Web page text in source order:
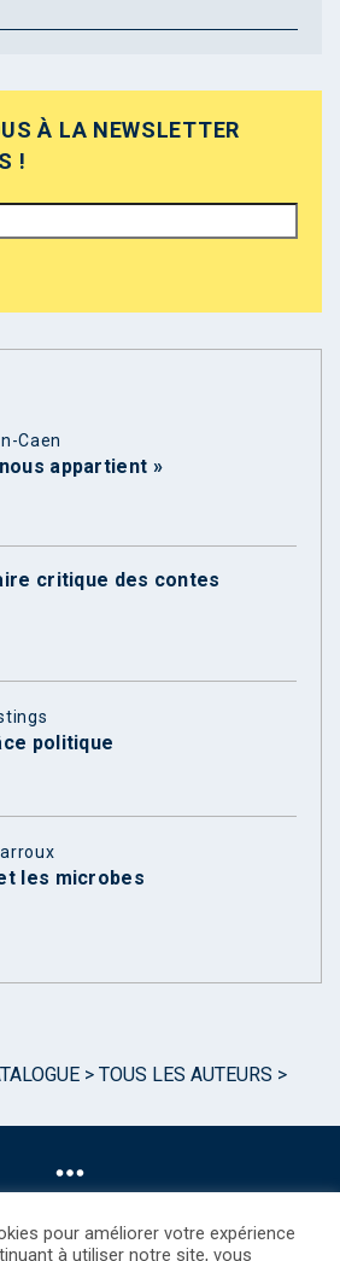
À LA NEWSLETTER
!
Caen
appartient »
critique des contes
politique
les microbes
> TOUS LES AUTEURS >
pour améliorer votre expérience
à utiliser notre site, vous